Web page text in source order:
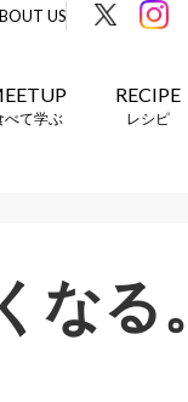
US
べて学ぶ
RECIPE
レシピ
る。